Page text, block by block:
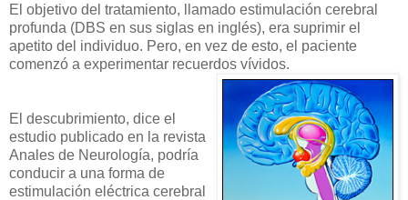
El objetivo del tratamiento, llamado estimulación cerebral
profunda (DBS en sus siglas en inglés), era suprimir el
apetito del individuo. Pero, en vez de esto, el paciente
comenzó a experimentar recuerdos vívidos.
El descubrimiento, dice el
estudio publicado en la revista
Anales de Neurología, podría
conducir a una forma de
estimulación eléctrica cerebral